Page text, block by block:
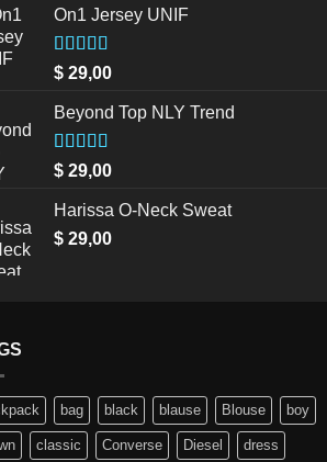
On1 Jersey UNIF
Valorado en
5.00
de 5
$ 29,00
Beyond Top NLY Trend
Valorado
en
3.50
de 5
$ 29,00
Harissa O-Neck Sweat
$ 29,00
bag black blause Blouse boy
classic Converse Diesel dress